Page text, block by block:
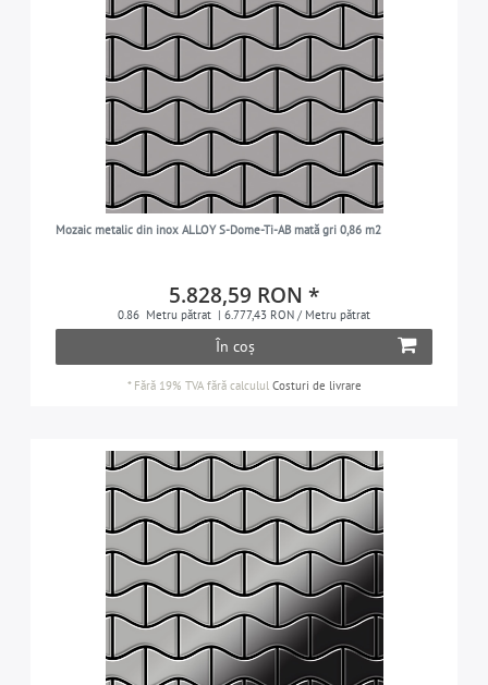
Mozaic metalic din inox ALLOY S-Dome-Ti-AB mată gri 0,86 m2
5.828,59 RON *
0.86 Metru pătrat | 6.777,43 RON / Metru pătrat
În coș
* Fără 19% TVAfără calculul Costuri de livrare